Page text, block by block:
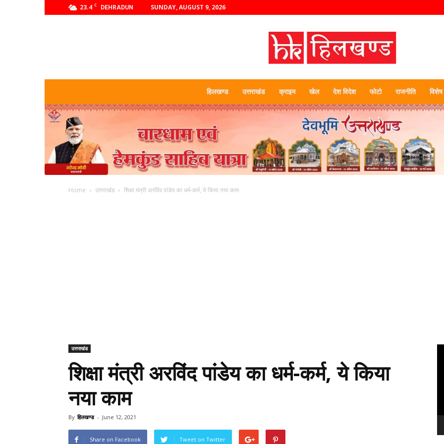
23.4 C DEHRADUN SUNDAY, AUGUST 9, 2026
हिलखण्ड
हिलखण्ड उत्तराखंड क्राइम खेल देश विदेश फोटो राजनीति विशेष
Home उत्तराखंड शिक्षा मंत्री अरविंद पांडेय का धर्म-कर्म, ये किया नया काम
उत्तराखंड
शिक्षा मंत्री अरविंद पांडेय का धर्म-कर्म, ये किया
नया काम
By हिलखण्ड - June 12, 2021
Share on Facebook Tweet on Twitter